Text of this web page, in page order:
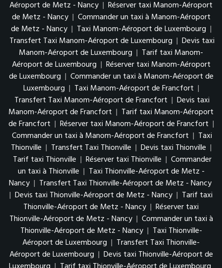
Aéroport de Metz - Nancy | Réserver taxi Manom-Aéroport
de Metz - Nancy | Commander un taxi à Manom-Aéroport
de Metz - Nancy | Taxi Manom-Aéroport de Luxembourg |
Transfert Taxi Manom-Aéroport de Luxembourg | Devis taxi
Manom-Aéroport de Luxembourg | Tarif taxi Manom-
Aéroport de Luxembourg | Réserver taxi Manom-Aéroport
de Luxembourg | Commander un taxi à Manom-Aéroport de
Luxembourg | Taxi Manom-Aéroport de Francfort |
Transfert Taxi Manom-Aéroport de Francfort | Devis taxi
Manom-Aéroport de Francfort | Tarif taxi Manom-Aéroport
de Francfort | Réserver taxi Manom-Aéroport de Francfort |
Commander un taxi à Manom-Aéroport de Francfort | Taxi
Thionville | Transfert Taxi Thionville | Devis taxi Thionville |
Tarif taxi Thionville | Réserver taxi Thionville | Commander
un taxi à Thionville | Taxi Thionville-Aéroport de Metz -
Nancy | Transfert Taxi Thionville-Aéroport de Metz - Nancy
| Devis taxi Thionville-Aéroport de Metz - Nancy | Tarif taxi
Thionville-Aéroport de Metz - Nancy | Réserver taxi
Thionville-Aéroport de Metz - Nancy | Commander un taxi à
Thionville-Aéroport de Metz - Nancy | Taxi Thionville-
Aéroport de Luxembourg | Transfert Taxi Thionville-
Aéroport de Luxembourg | Devis taxi Thionville-Aéroport de